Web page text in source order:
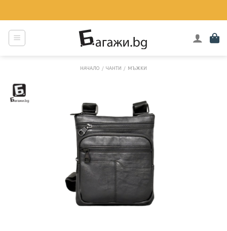
to
content
НАЧАЛО / ЧАНТИ / МЪЖКИ